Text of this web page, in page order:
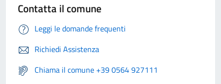
Contatta il comune
Leggi le domande frequenti
Richiedi Assistenza
Chiama il comune +39 0564 927111